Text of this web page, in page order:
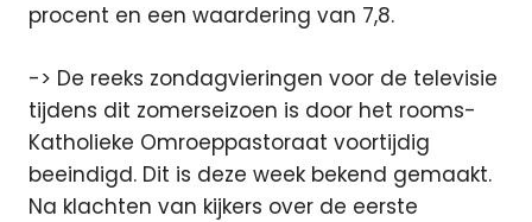
procent en een waardering van 7,8.
-> De reeks zondagvieringen voor de televisie
tijdens dit zomerseizoen is door het rooms-
Katholieke Omroeppastoraat voortijdig
beeindigd. Dit is deze week bekend gemaakt.
Na klachten van kijkers over de eerste